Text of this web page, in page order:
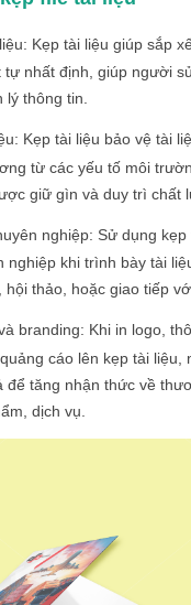
Kẹp tài liệu giúp sắp
tự nhất định, giúp người
thông tin.
Kẹp tài liệu bảo vệ tài
từ các yếu tố môi
giữ gìn và duy trì chất
nghiệp: Sử dụng
nghiệp khi trình bày tài
hội thảo, hoặc giao tiếp
branding: Khi in logo,
cáo lên kẹp tài liệu,
để tăng nhận thức về
dịch vụ.